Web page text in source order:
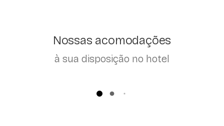
Nossas acomodações
à sua disposição no hotel